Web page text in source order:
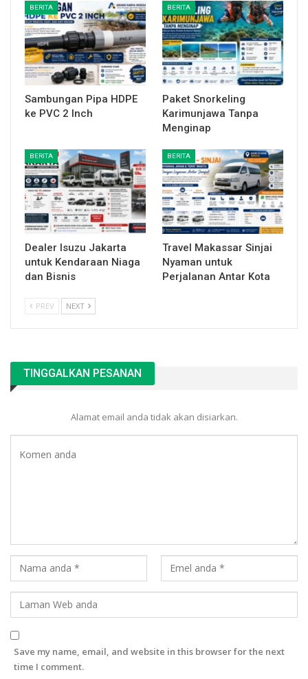
BERITA
Sambungan Pipa HDPE
ke PVC 2 Inch
BERITA
Paket Snorkeling
Karimunjawa Tanpa
Menginap
BERITA
Dealer Isuzu Jakarta
untuk Kendaraan Niaga
dan Bisnis
BERITA
Travel Makassar Sinjai
Nyaman untuk
Perjalanan Antar Kota
PREV NEXT
TINGGALKAN PESANAN
Alamat email anda tidak akan disiarkan.
Save my name, email, and website in this browser for the next
time I comment.